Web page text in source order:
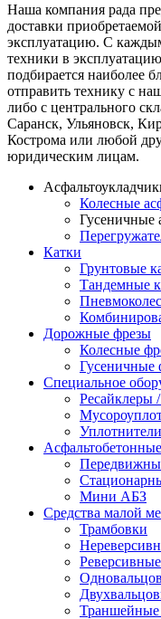
Наша компания рада
доставки
эксплуатацию. С
техники в
подбирается наиболее
отправить технику с
либо с центрального
Саранск, Ульяновск,
Кострома или любой
юридическим лицам.
Колесные
Гусеничные
Катки
Грунтовые
Тандемные
Дорожные фрезы
Колесные
Гусеничные
Специальное
Ресайклеры
Мини АБЗ
Средства малой
Трамбовки
Траншейные